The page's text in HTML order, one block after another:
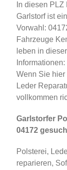
In diesen
Garlstorf ist
Vorwahl:
Fahrzeuge
leben in
Wenn Sie hier
Leder
vollkommen
Garlstorfer
04172
Polsterei,
reparieren,